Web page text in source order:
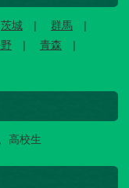
茨城
群馬
青森
高校生